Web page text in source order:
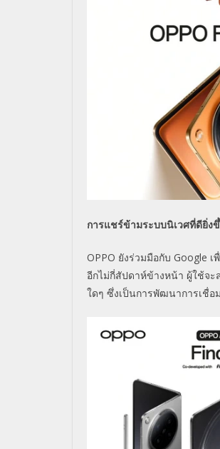
การแชร์ข้ามระบบนิเวศที่ดียิ่ง
OPPO ยังร่วมมือกับ Google
อีกไม่กี่สัปดาห์ข้างหน้า ผู้ใช้จะ
ใดๆ ซึ่งเป็นการพัฒนาการเชื่